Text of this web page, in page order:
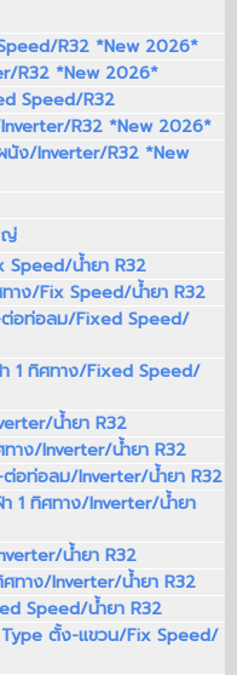
R32 *New 2026*
R32 *New 2026*
Speed/R32
R32 *New 2026*
นัง/Inverter/R32 *New
ญ่
Speed/น้ำยา R32
าง/Fix Speed/น้ำยา R32
ต่อท่อลม/Fixed Speed/
1 ทิศทาง/Fixed Speed/
น้ำยา R32
าง/Inverter/น้ำยา R32
อท่อลม/Inverter/น้ำยา R32
1 ทิศทาง/Inverter/น้ำยา
น้ำยา R32
ทาง/Inverter/น้ำยา R32
Speed/น้ำยา R32
Type ตั้ง-แขวน/Fix Speed/